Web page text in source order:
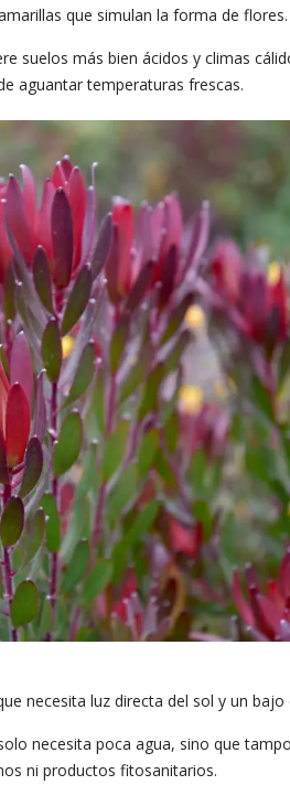
que simulan la forma de flores.
suelos más bien ácidos y climas
aguantar temperaturas frescas.
necesita luz directa del sol y un
necesita poca agua, sino que
ni productos fitosanitarios.